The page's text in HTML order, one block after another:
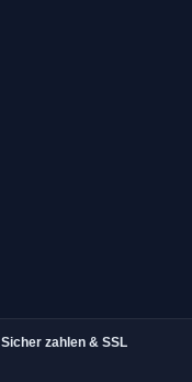
Sicher zahlen & SSL